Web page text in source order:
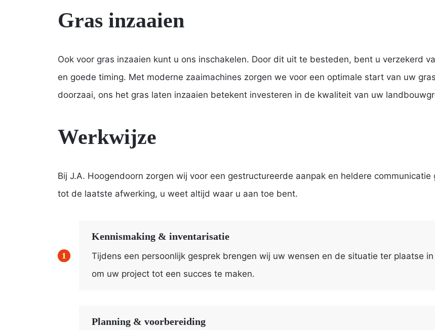
Gras inzaaien
Ook voor gras inzaaien kunt u ons inschakelen. Door dit uit te besteden, bent u verzekerd
en goede timing. Met moderne zaaimachines zorgen we voor een optimale start van uw
doorzaai, ons het gras laten inzaaien betekent investeren in de kwaliteit van uw
Werkwijze
Bij J.A. Hoogendoorn zorgen wij voor een gestructureerde aanpak en heldere
tot de laatste afwerking, u weet altijd waar u aan toe bent.
Kennismaking & inventarisatie
Tijdens een persoonlijk gesprek brengen wij uw wensen en de situatie ter plaatse
om uw project tot een succes te maken.
Planning & voorbereiding